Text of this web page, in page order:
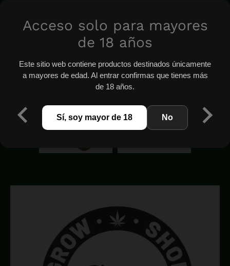
Acceso solo para mayores
de 18 años
Este sitio web contiene productos destinados únicamente
a mayores de edad. Al entrar confirmas que tienes más
de 18 años.
Sí, soy mayor de 18 No